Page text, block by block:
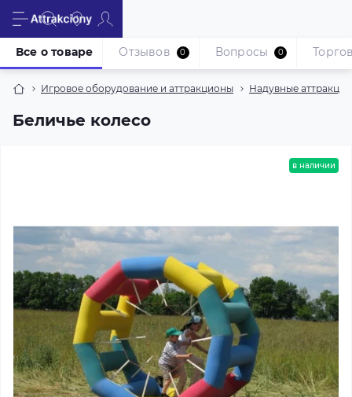
Игровое оборудование и аттракционы Надувные
Беличье колесо
Все о товаре Отзывов 0 Вопросы 0
в наличии